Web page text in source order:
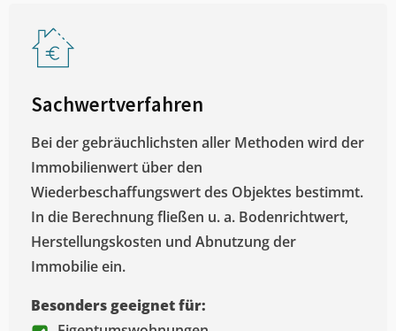
Sachwertverfahren
Bei der gebräuchlichsten aller Methoden wird der
Immobilienwert über den
Wiederbeschaffungswert des Objektes bestimmt.
In die Berechnung fließen u. a. Bodenrichtwert,
Herstellungskosten und Abnutzung der
Immobilie ein.
Besonders geeignet für: